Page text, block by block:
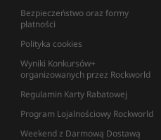
Bezpieczeństwo oraz formy
płatności
Polityka cookies
Wyniki Konkursów+
organizowanych przez Rockworld
Regulamin Karty Rabatowej
Program Lojalnościowy Rockworld
Weekend z Darmową Dostawą